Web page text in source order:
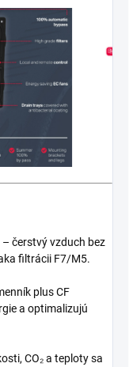
– čerstvý vzduch bez
filtrácii F7/M5.
plus CF
a optimalizujú
CO₂ a teploty sa